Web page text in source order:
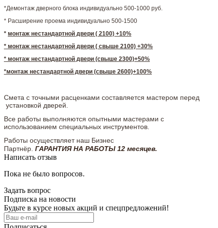
*Демонтаж дверного блока индивидуально 500-1000 руб.
* Расширение проема индивидуально 500-1500
* монтаж нестандартной двери ( 2100) +10%
* монтаж нестандартной двери ( свыше 2100) +30%
* монтаж нестандартной двери (свыше 2300)+50%
*монтаж нестандартной двери (свыше 2600)+100%
Смета с точными расценками составляется мастером перед
установкой дверей.
Все работы выполняются опытными мастерами с
использованием специальных инструментов.
Работы осуществляет наш Бизнес
Партнёр. ГАРАНТИЯ НА РАБОТЫ 12 месяцев.
Написать отзыв
Пока не было вопросов.
Задать вопрос
Подписка на новости
Будьте в курсе новых акций и спецпредложений!